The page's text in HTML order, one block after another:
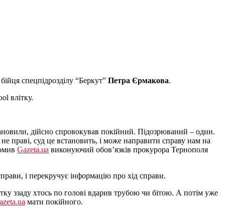
спецпідрозділу “Беркут” Петра Єрмакова.
влітку.
дійсно спровокував покійний. Підозрюваний – один.
праві, суд це встановить, і може направити справу нам на
Gazeta.ua виконуючий обов’язків прокурора Тернополя
і перекручує інформацію про хід справи.
ззаду хтось по голові вдарив трубою чи бітою. А потім уже
мати покійного.